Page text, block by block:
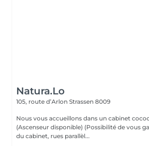
Natura.Lo
105, route d’Arlon Strassen 8009
Nous vous accueillons dans un cabinet
(Ascenseur disponible) (Possibilité de vous garer aux alentours
du cabinet, rues parallèl...